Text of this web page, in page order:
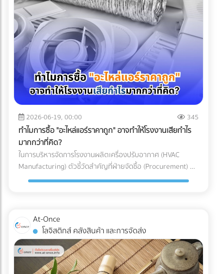
"การรักษาคุณภาพอาหาร" การฝืนใช้วัสดุที่ทนความเย็นไม่ได้จน
ทำให้อาหารเสีย เกิดเป็นขยะอาหาร (Food Waste) จะสร้างผล
เสียต่อสิ่งแวดล้อมและต้นทุนของบริษัทมากกว่าตัวพลาสติกเอง
เสียอีก หัวใจสำคัญคือการเลือกพาร์ทเนอร์ด้านบรรจุภัณฑ์ที่
เข้าใจเทคโนโลยี Mono-material เพื่อผลักดันให้ธุรกิจของคุณ
เติบโตได้อย่างยั่งยืน ทั้งในแง่ของผลกำไรและการดูแลโลกใบนี้
การเลือกบรรจุภัณฑ์อาหารแช่แข็งที่ตอบโจทย์ทั้งนโยบาย ESG
และความปลอดภัยทางวิศวกรรม ไม่ใช่เรื่องที่ควรลองผิดลองถูก
คุณต้องการพาร์ทเนอร์ที่มีความเชี่ยวชาญตัวจริง เพื่อมาช่วย
ลดความเสี่ยง ป้องกันสินค้าเสียหาย และควบคุมต้นทุนของ
โรงงาน ไม่ต้องเสียเวลาค้นหาซัพพลายเออร์ทีละเจ้าให้เหนื่อย
เพราะที่ At-Once เราได้รวบรวมรายชื่อบริษัทและโรงงานชั้นนำ
กว่า 1,000 แห่งที่ให้บริการเกี่ยวข้องกับบรรจุภัณฑ์อย่างครบ
วงจรไว้ให้คุณแล้ว คลิกที่นี่!
แต่ละประเทศมีความละเอียดอ่อนมาก หากกรอกข้อมูลใน
Commercial Invoice, Packing List ไม่ตรงกันเพียงจุดเดียว
หรือระบุเกณฑ์การผลิต (Origin Criteria) ผิดพลาด ปลายทาง
อาจปฏิเสธฟอร์มนั้นทันที ทำให้ผู้นำเข้าต้องจ่ายภาษีในอัตราปกติ
(MFN Rate) แบบเต็มจำนวน 3. ตกม้าตายเรื่องใบอนุญาตเฉพาะ
ทาง (Restricted Goods Licenses) สินค้าหลายประเภทไม่
สามารถนำเข้าได้ทันทีแม้จะจ่ายภาษีครบแล้วก็ตาม แต่ต้องมีใบ
อนุญาตจากหน่วยงานที่เกี่ยวข้อง เช่น อย. (FDA), มอก. (TISI),
หรือกรมวิชาการเกษตร ความเสี่ยง: หากธุรกิจสั่งของเข้ามาถึง
ท่าเรือแล้วเพิ่งทราบว่าต้องใช้ใบอนุญาต สินค้าจะถูกอายัดไว้ที่
ท่าเรือทันที สิ่งที่ตามมาคือ ค่าเสียเวลาพื้นที่ท่าเรือ
(Demurrage) และ ค่าเสียเวลาตู้ (Detention) ที่วิ่งเดินหน้าทุกวัน
(มักเริ่มต้นที่หลักพันและพุ่งสูงขึ้นเรื่อยๆ ต่อตู้ต่อวัน) หากขอใบ
อนุญาตไม่ทัน สินค้านั้นอาจถูกบังคับส่งกลับประเทศต้นทางหรือ
ถูกทำลายทิ้ง เปรียบเทียบชัดๆ: ทำเอง vs. ใช้ผู้เชี่ยวชาญ เพื่อชี้
ให้เห็นภาพชัดเจนว่าทำไมการจ้าง Freight Forwarder หรือ
การตามแก้ปัญหา ในอุตสาหกรรมโลจิสติกส์ มีประโยคคลาสสิกที่
ว่า "ปัญหาหน้าด่านศุลกากร เป็นปัญหาที่จ่ายแพงที่สุด" การ
ทำงานร่วมกับ Freight Forwarder ที่มีประสบการณ์ ไม่ใช่แค่การ
จ้างคนมาเดินเอกสาร แต่คือการจ้าง "ที่ปรึกษาทางกฎหมายและผู้
บริหารความเสี่ยง" ให้กับซัพพลายเชนของคุณ พวกเขาจะทำ
มือแพทย์และคนไข้ Cleanroom ในอุตสาหกรรมพลาสติกการ
แพทย์ คืออะไร? Cleanroom คือห้องที่มีการควบคุมสภาพ
แวดล้อมอย่างเข้มงวด ไม่ว่าจะเป็นปริมาณฝุ่นละอองในอากาศ,
อุณหภูมิ, ความชื้น, และความดันอากาศ โดยใช้ระบบแผ่นกรอง
อากาศประสิทธิภาพสูง (HEPA หรือ ULPA Filters) เพื่อดักจับ
อนุภาคขนาดเล็กที่มองไม่เห็นด้วยตาเปล่า สำหรับการผลิต
พลาสติก Medical Grade (เช่น กระบอกฉีดยา, สายน้ำเกลือ,
หรือชิ้นส่วนรากฟันเทียม) มาตรฐานห้องปลอดเชื้อที่นิยมใช้มักจะ
อ้างอิงตามมาตรฐาน ISO 14644-1 โดยระดับที่พบได้บ่อยใน
โรงงานผลิตเครื่องมือแพทย์คือ ISO Class 7 และ ISO Class 8
ซึ่งมีการจำกัดจำนวนอนุภาคในอากาศอย่างรัดกุม เพื่อให้มั่นใจว่า
ชิ้นงานจะสะอาดที่สุด 3 เหตุผลที่ Cleanroom ขาดไม่ได้ในการ
ผลิตอุปกรณ์การแพทย์ ทำไมโรงงานรับฉีดพลาสติก (Injection
Molding) ทั่วไป ถึงไม่สามารถผลิตอุปกรณ์การแพทย์ได้? คำ
ตอบอยู่ในความเข้มงวด 3 ประการดังต่อไปนี้: 1. การควบคุม
ปริมาณเชื้อจุลินทรีย์ (Bioburden Control) ก่อนที่อุปกรณ์
จุลินทรีย์เริ่มต้น (Bioburden) ต่ำที่สุดเท่าที่จะทำได้ การผลิตชิ้น
ส่วนพลาสติกภายใน Cleanroom จะช่วยลดความเสี่ยงที่
แบคทีเรีย เชื้อรา หรือไวรัส จะเกาะติดลงบนผิวของพลาสติก ซึ่ง
ช่วยให้กระบวนการฆ่าเชื้อในขั้นตอนสุดท้ายมีประสิทธิภาพ
สมบูรณ์แบบ 100% 2. การป้องกันอนุภาคแปลกปลอม
2026-06-19, 00:00 345
ทำไมการซื้อ "อะไหล่แอร์ราคาถูก" อาจทำให้โรงงานเสียกำไร
มากกว่าที่คิด?
ในการบริหารจัดการโรงงานผลิตเครื่องปรับอากาศ (HVAC
Manufacturing) ตัวชี้วัดสำคัญที่ฝ่ายจัดซื้อ (Procurement) มัก
ถูกกดดันเสมอคือ "การลดต้นทุน (Cost Reduction)" เพื่อเพิ่ม
อุตสาหกรรม การตัดสินใจด้วย "ราคาป้าย" เพียงอย่างเดียว
อาจนำมาซึ่ง "ต้นทุนแฝง (Hidden Costs)" มหาศาลที่กัดกินกำไร
ของบริษัทในระยะยาวโดยที่คุณไม่รู้ตัว 3 ต้นทุนแฝงสุดอันตราย
จากการใช้อะไหล่แอร์ที่ไม่ได้มาตรฐาน การประกอบเครื่องปรับ
อากาศหนึ่งเครื่องประกอบไปด้วยชิ้นส่วนกลไก (Mechanical
At-Once
โลจิสติกส์ คลังสินค้า และการจัดส่ง